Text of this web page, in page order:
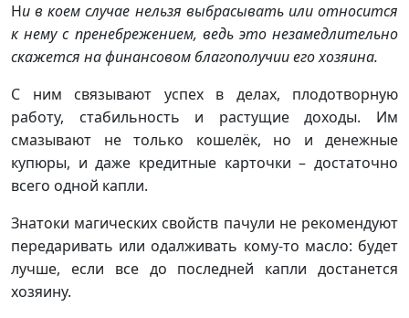
Ни в коем случае нельзя выбрасывать или относится
к нему с пренебрежением, ведь это незамедлительно
скажется на финансовом благополучии его хозяина.
С ним связывают успех в делах, плодотворную
работу, стабильность и растущие доходы. Им
смазывают не только кошелёк, но и денежные
купюры, и даже кредитные карточки – достаточно
всего одной капли.
Знатоки магических свойств пачули не рекомендуют
передаривать или одалживать кому-то масло: будет
лучше, если все до последней капли достанется
хозяину.